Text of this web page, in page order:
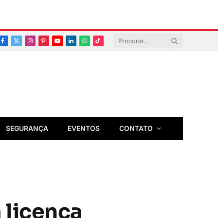
Facebook
X
Instagram
PinterestYouTubeLinkedInWhatsapp
TikTok
SEGURANÇA EVENTOS CONTATO
licença